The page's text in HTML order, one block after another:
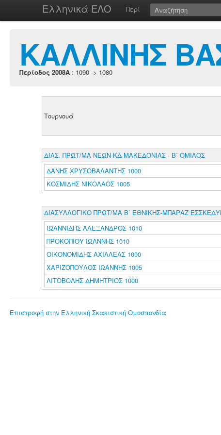
Ελληνικά ΕΛΟ Περί
ΚΑΛΛΙΝΗΣ
Περίοδος 2008A : 1090 -> 1080
Τουρνουά
ΔΙΑΣ. ΠΡΩΤ/ΜΑ ΝΕΩΝ ΚΔ ΜΑΚΕΔΟΝΙΑΣ - Β΄ ΟΜΙΛΟΣ
ΔΑΝΗΣ ΧΡΥΣΟΒΑΛΑΝΤΗΣ 1000
ΚΟΣΜΙΔΗΣ ΝΙΚΟΛΑΟΣ 1005
ΔΙΑΣΥΛΛΟΓΙΚΟ ΠΡΩΤ/ΜΑ Β΄ ΕΘΝΙΚΗΣ-ΜΠΑΡΑΖ
ΙΩΑΝΝΙΔΗΣ ΑΛΕΞΑΝΔΡΟΣ 1010
ΠΡΟΚΟΠΙΟΥ ΙΩΑΝΝΗΣ 1010
ΟΙΚΟΝΟΜΙΔΗΣ ΑΧΙΛΛΕΑΣ 1000
ΧΑΡΙΖΟΠΟΥΛΟΣ ΙΩΑΝΝΗΣ 1005
ΛΙΤΟΒΟΛΗΣ ΔΗΜΗΤΡΙΟΣ 1000
Επιστροφή στην Ελληνική Σκακιστική Ομοσπονδία